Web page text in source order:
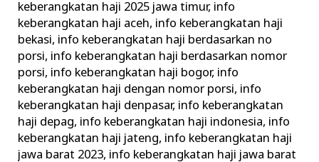
keberangkatan haji 2025 jawa timur, info
keberangkatan haji aceh, info keberangkatan haji
bekasi, info keberangkatan haji berdasarkan no
porsi, info keberangkatan haji berdasarkan nomor
porsi, info keberangkatan haji bogor, info
keberangkatan haji dengan nomor porsi, info
keberangkatan haji denpasar, info keberangkatan
haji depag, info keberangkatan haji indonesia, info
keberangkatan haji jateng, info keberangkatan haji
jawa barat 2023, info keberangkatan haji jawa barat